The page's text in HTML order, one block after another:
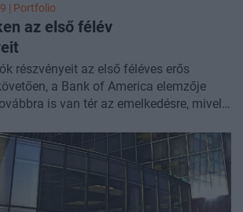
| Portfolio
az első félév
részvényeit az első féléves erős
a Bank of America elemzője
is van tér az emelkedésre, mivel
a Marketwatch.